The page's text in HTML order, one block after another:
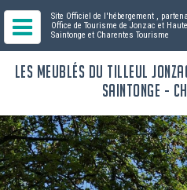
Site Officiel de l'hébergement ,
Office de Tourisme de Jonzac et
Saintonge et Charentes Tourisme
LES MEUBLÉS DU TILLEUL
SAINTONGE -